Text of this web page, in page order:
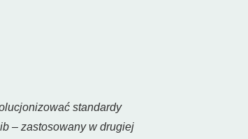
standardy
– zastosowany w drugiej